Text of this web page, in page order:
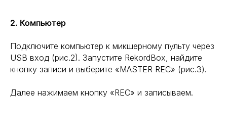
2. Компьютер
Подключите компьютер к микшерному пульту через
USB вход (рис.2). Запустите RekordBox, найдите
кнопку записи и выберите «MASTER REC» (рис.3).
Далее нажимаем кнопку «REC» и записываем.